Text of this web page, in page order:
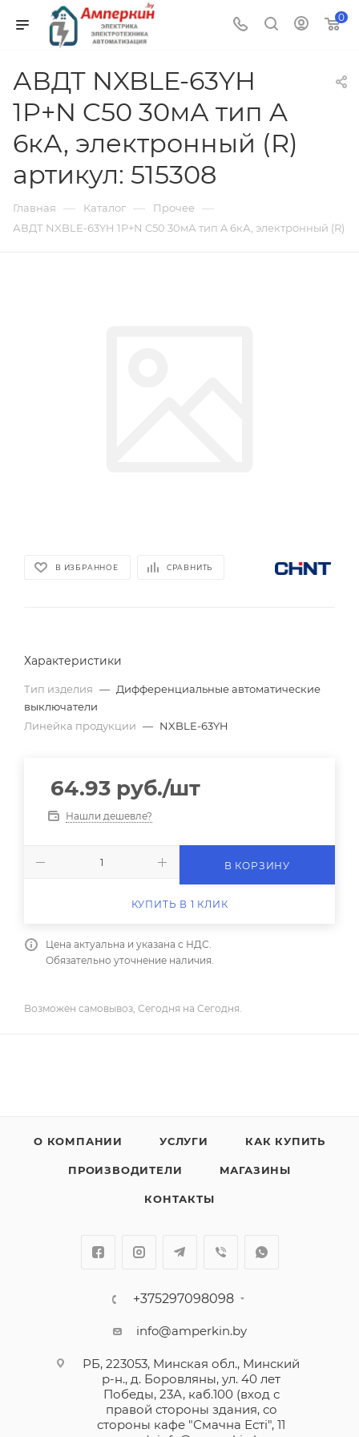
0
АВДТ NXBLE-63YH
1P+N C50 30мА тип A
6кА, электронный (R)
артикул: 515308
Главная — Каталог — Прочее —
АВДТ NXBLE-63YH 1P+N C50 30мА тип A 6кА, электронный (R)
В ИЗБРАННОЕ СРАВНИТЬ
Характеристики
Тип изделия — Дифференциальные автоматические
выключатели
Линейка продукции — NXBLE-63YH
64.93 руб./шт
Нашли дешевле?
В КОРЗИНУ
КУПИТЬ В 1 КЛИК
Цена актуальна и указана с НДС.
Обязательно уточнение наличия.
Возможен самовывоз, Сегодня на Сегодня.
О КОМПАНИИ УСЛУГИ КАК КУПИТЬ
ПРОИЗВОДИТЕЛИ МАГАЗИНЫ
КОНТАКТЫ
+375297098098
info@amperkin.by
РБ, 223053, Минская обл., Минский
р-н., д. Боровляны, ул. 40 лет
Победы, 23А, каб.100 (вход с
правой стороны здания, со
стороны кафе "Смачна Естi", 11